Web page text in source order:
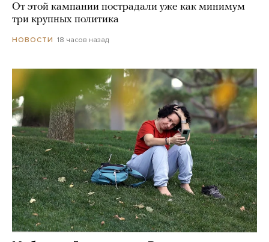
От этой кампании пострадали уже как минимум
три крупных политика
НОВОСТИ 18 часов назад